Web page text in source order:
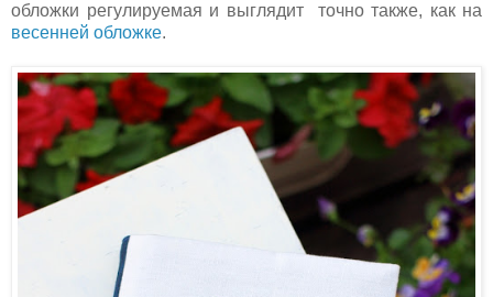
обложки регулируемая и выглядит точно также, как на
весенней обложке.